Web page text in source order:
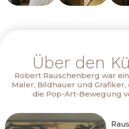
Über den
Robert Rauschenberg war
Maler, Bildhauer und
die Pop-Art-Bewegung